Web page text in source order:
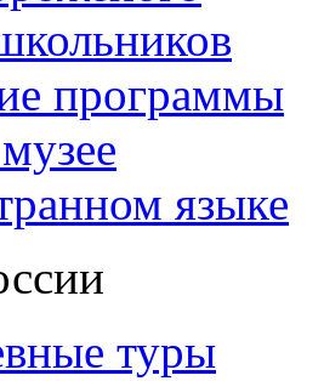
программы
языке
туры